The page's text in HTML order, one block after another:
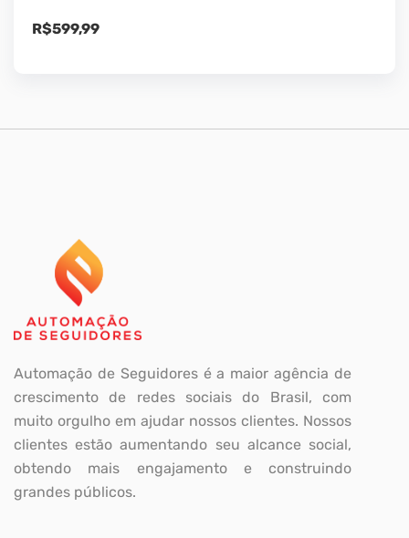
R$599,99
Automação de Seguidores é a maior agência de
crescimento de redes sociais do Brasil, com
muito orgulho em ajudar nossos clientes. Nossos
clientes estão aumentando seu alcance social,
obtendo mais engajamento e construindo
grandes públicos.